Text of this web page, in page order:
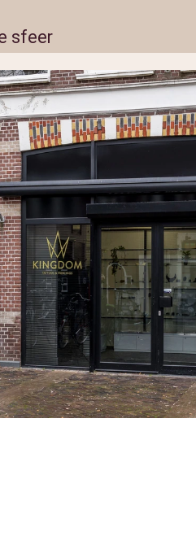
TATTOOS
TATTOOS
NAZORG
GESCHIEDENIS
sfeer